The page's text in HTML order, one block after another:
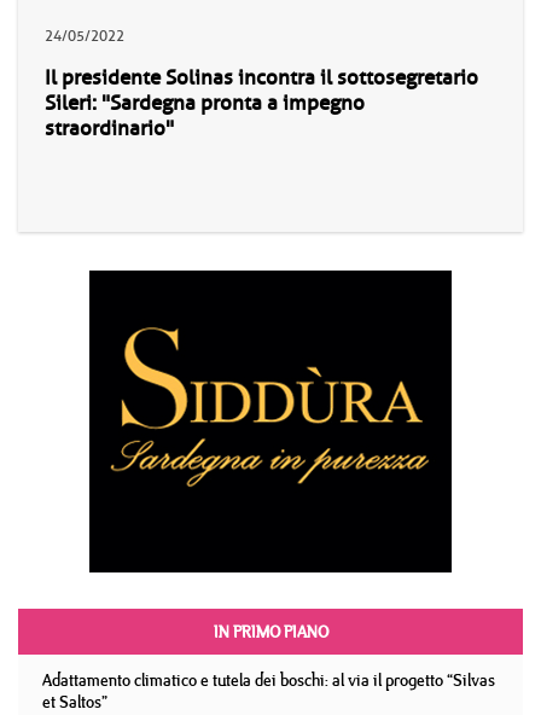
24/05/2022
Il presidente Solinas incontra il sottosegretario
Sileri: "Sardegna pronta a impegno
straordinario"
IN PRIMO PIANO
Adattamento climatico e tutela dei boschi: al via il progetto “Silvas
et Saltos”